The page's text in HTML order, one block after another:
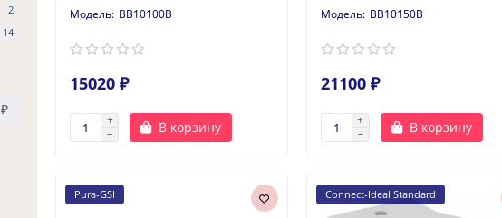
2
14
₽
BB10100B
15020 ₽
В корзину
BB10150B
21100 ₽
В корзину
Pura-GSI Connect-Ideal Standard